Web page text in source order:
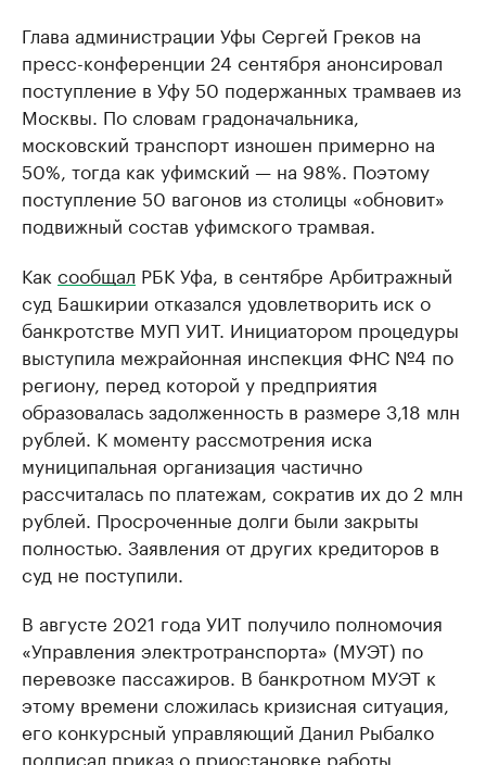
Глава администрации Уфы Сергей Греков на
пресс-конференции 24 сентября анонсировал
поступление в Уфу 50 подержанных трамваев из
Москвы. По словам градоначальника,
московский транспорт изношен примерно на
50%, тогда как уфимский — на 98%. Поэтому
поступление 50 вагонов из столицы «обновит»
подвижный состав уфимского трамвая.
Как сообщал РБК Уфа, в сентябре Арбитражный
суд Башкирии отказался удовлетворить иск о
банкротстве МУП УИТ. Инициатором процедуры
выступила межрайонная инспекция ФНС №4 по
региону, перед которой у предприятия
образовалась задолженность в размере 3,18 млн
рублей. К моменту рассмотрения иска
муниципальная организация частично
рассчиталась по платежам, сократив их до 2 млн
рублей. Просроченные долги были закрыты
полностью. Заявления от других кредиторов в
суд не поступили.
В августе 2021 года УИТ получило полномочия
«Управления электротранспорта» (МУЭТ) по
перевозке пассажиров. В банкротном МУЭТ к
этому времени сложилась кризисная ситуация,
его конкурсный управляющий Данил Рыбалко
подписал приказ о приостановке работы